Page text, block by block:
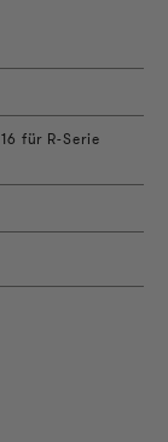
für R-Serie